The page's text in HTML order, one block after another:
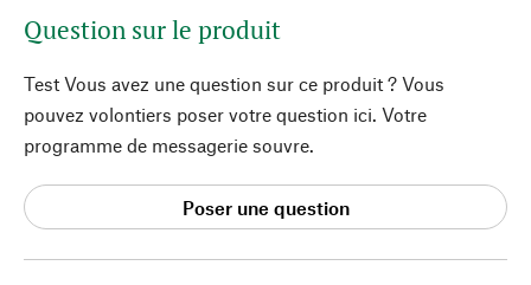
Question sur le produit
Test Vous avez une question sur ce produit ? Vous
pouvez volontiers poser votre question ici. Votre
programme de messagerie souvre.
Poser une question